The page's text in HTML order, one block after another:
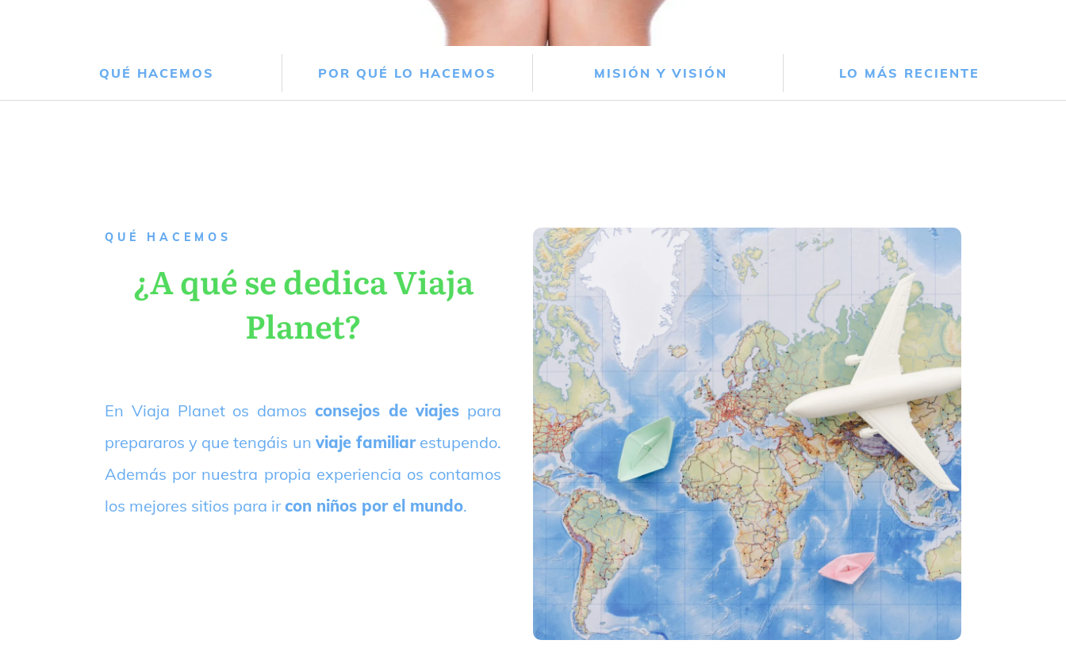
QUÉ HACEMOS POR QUÉ LO HACEMOS MISIÓN Y VISIÓN LO MÁS RECIENTE
QUÉ HACEMOS
¿A qué se dedica Viaja
Planet?
En Viaja Planet os damos consejos de viajes para
prepararos y que tengáis un viaje familiarestupendo.
Además por nuestra propia experiencia os contamos
los mejores sitios para ir con niños por el mundo.